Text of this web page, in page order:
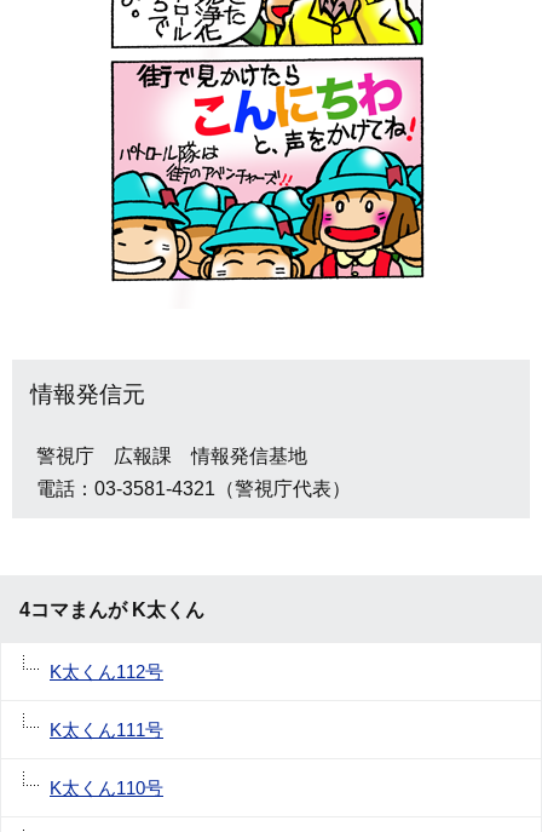
情報発信元
警視庁 広報課 情報発信基地
電話：03-3581-4321（警視庁代表）
4コマまんが K太くん
K太くん112号
K太くん111号
K太くん110号